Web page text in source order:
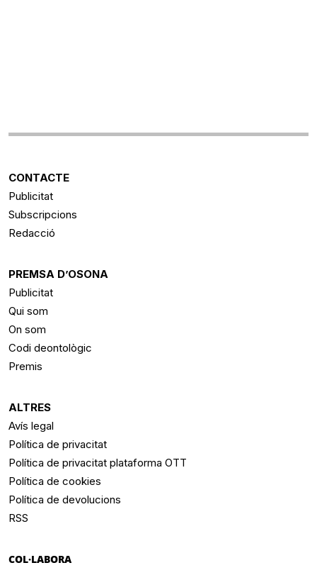
CONTACTE
Publicitat
Subscripcions
Redacció
PREMSA D’OSONA
Publicitat
Qui som
On som
Codi deontològic
Premis
ALTRES
Avís legal
Política de privacitat
Política de privacitat plataforma OTT
Política de cookies
Política de devolucions
RSS
COL·LABORA